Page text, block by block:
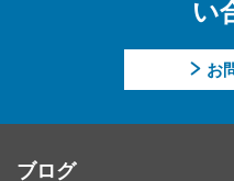
的】に記載した業務ができな
【個人情報に関するお問合せ
〒060-0807 北海道札幌市北
い
お
ブログ